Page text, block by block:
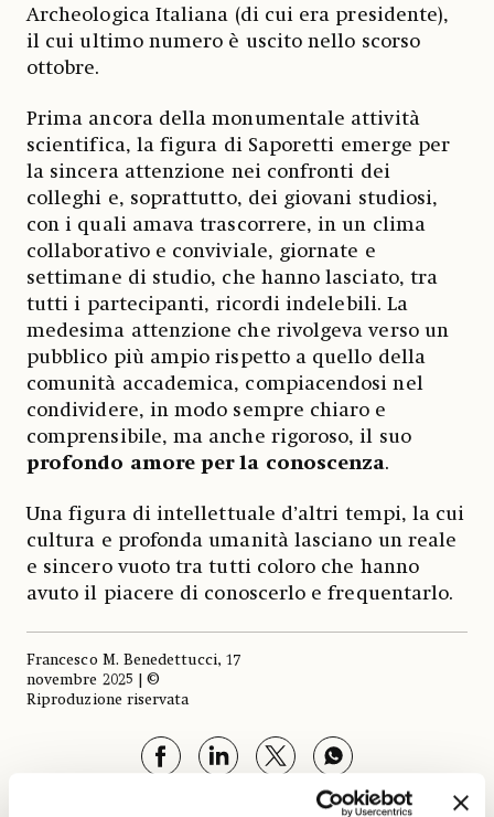
Archeologica Italiana (di cui era presidente),
il cui ultimo numero è uscito nello scorso
ottobre.
Prima ancora della monumentale attività
scientifica, la figura di Saporetti emerge per
la sincera attenzione nei confronti dei
colleghi e, soprattutto, dei giovani studiosi,
con i quali amava trascorrere, in un clima
collaborativo e conviviale, giornate e
settimane di studio, che hanno lasciato, tra
tutti i partecipanti, ricordi indelebili. La
medesima attenzione che rivolgeva verso un
pubblico più ampio rispetto a quello della
comunità accademica, compiacendosi nel
condividere, in modo sempre chiaro e
comprensibile, ma anche rigoroso, il suo
profondo amore per la conoscenza.
Una figura di intellettuale d’altri tempi, la cui
cultura e profonda umanità lasciano un reale
e sincero vuoto tra tutti coloro che hanno
avuto il piacere di conoscerlo e frequentarlo.
Francesco M. Benedettucci, 17
novembre 2025 | ©
Riproduzione riservata